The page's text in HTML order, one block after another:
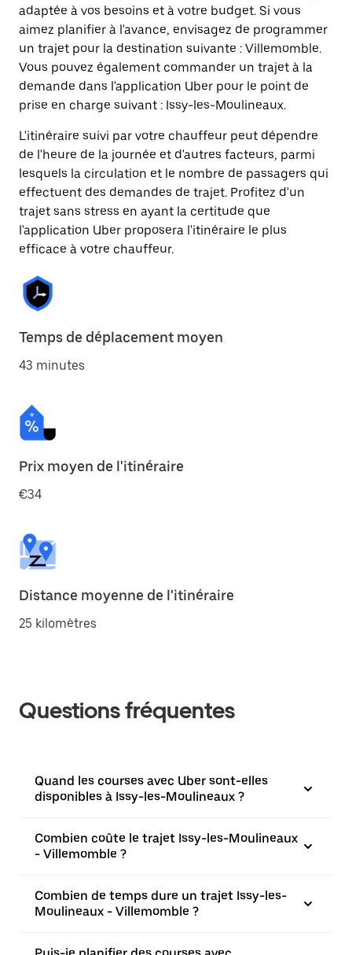
adaptée à vos besoins et à votre budget. Si vous
aimez planifier à l'avance, envisagez de programmer
un trajet pour la destination suivante : Villemomble.
Vous pouvez également commander un trajet à la
demande dans l'application Uber pour le point de
prise en charge suivant : Issy-les-Moulineaux.
L'itinéraire suivi par votre chauffeur peut dépendre
de l'heure de la journée et d'autres facteurs, parmi
lesquels la circulation et le nombre de passagers qui
effectuent des demandes de trajet. Profitez d'un
trajet sans stress en ayant la certitude que
l'application Uber proposera l'itinéraire le plus
efficace à votre chauffeur.
Temps de déplacement moyen
43 minutes
Prix moyen de l'itinéraire
€34
Distance moyenne de l'itinéraire
25 kilomètres
Questions fréquentes
Quand les courses avec Uber sont-elles
disponibles à Issy-les-Moulineaux ?
Combien coûte le trajet Issy-les-Moulineaux
- Villemomble ?
Combien de temps dure un trajet Issy-les-
Moulineaux - Villemomble ?